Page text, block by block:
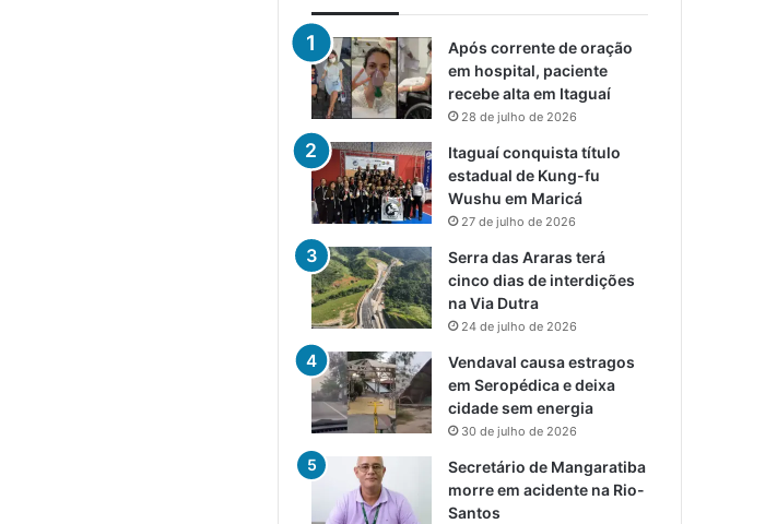
Após corrente de oração
em hospital, paciente
recebe alta em Itaguaí
28 de julho de 2026
Itaguaí conquista título
estadual de Kung-fu
Wushu em Maricá
27 de julho de 2026
Serra das Araras terá
cinco dias de interdições
na Via Dutra
24 de julho de 2026
Vendaval causa estragos
em Seropédica e deixa
cidade sem energia
30 de julho de 2026
Secretário de Mangaratiba
morre em acidente na Rio-
Santos